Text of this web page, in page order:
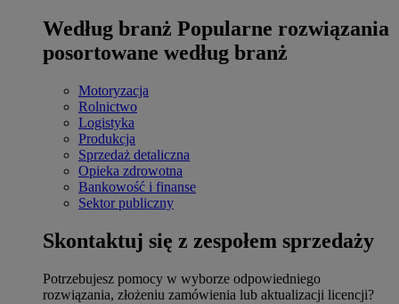
Według branż Popularne rozwiązania
posortowane według branż
Motoryzacja
Rolnictwo
Logistyka
Produkcja
Sprzedaż detaliczna
Opieka zdrowotna
Bankowość i finanse
Sektor publiczny
Skontaktuj się z zespołem sprzedaży
Potrzebujesz pomocy w wyborze odpowiedniego
rozwiązania, złożeniu zamówienia lub aktualizacji licencji?